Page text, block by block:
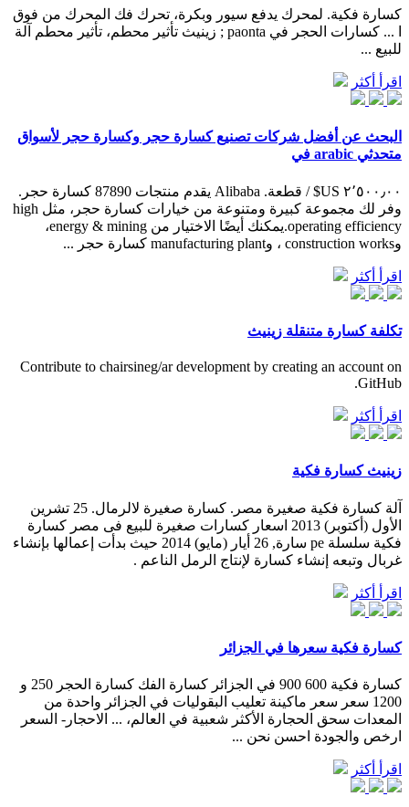
كسارة فكية. لمحرك يدفع سيور وبكرة، تحرك فك المحرك من فوق
ا ... كسارات الحجر في paonta ; زينيث تأثير محطم، تأثير محطم آلة
للبيع ...
اقرأ أكثر
البحث عن أفضل شركات تصنيع كسارة حجر وكسارة حجر لأسواق
متحدثي arabic في
٢٬٥٠٠٫٠٠ US$ / قطعة. Alibaba يقدم منتجات 87890 كسارة حجر.
وفر لك مجموعة كبيرة ومتنوعة من خيارات كسارة حجر، مثل high
operating efficiency.يمكنك أيضًا الاختيار من energy & mining،
وconstruction works ، وmanufacturing plant كسارة حجر ...
اقرأ أكثر
تكلفة كسارة متنقلة زينيث
Contribute to chairsineg/ar development by creating an account on
GitHub.
اقرأ أكثر
زينيث كسارة فكية
آلة كسارة فكية صغيرة مصر. كسارة صغيرة لالرمال. 25 تشرين
الأول (أكتوبر) 2013 اسعار كسارات صغيرة للبيع فى مصر كسارة
فكية سلسلة pe سارة, 26 أيار (مايو) 2014 حيث بدأت إعمالها بإنشاء
غربال وتبعه إنشاء كسارة لإنتاج الرمل الناعم .
اقرأ أكثر
كسارة فكية سعرها في الجزائر
كسارة فكية 600 900 في الجزائر كسارة الفك كسارة الحجر 250 و
1200 سعر سعر ماكينة تعليب البقوليات في الجزائر واحدة من
المعدات سحق الحجارة الأكثر شعبية في العالم، ... الاحجار- السعر
ارخص والجودة احسن نحن ...
اقرأ أكثر